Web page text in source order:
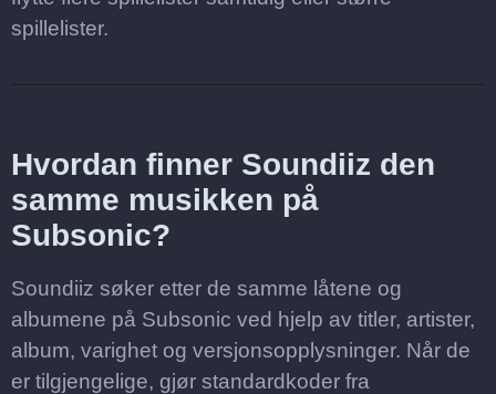
spillelister.
Hvordan finner Soundiiz den
samme musikken på
Subsonic?
Soundiiz søker etter de samme låtene og
albumene på Subsonic ved hjelp av titler, artister,
album, varighet og versjonsopplysninger. Når de
er tilgjengelige, gjør standardkoder fra